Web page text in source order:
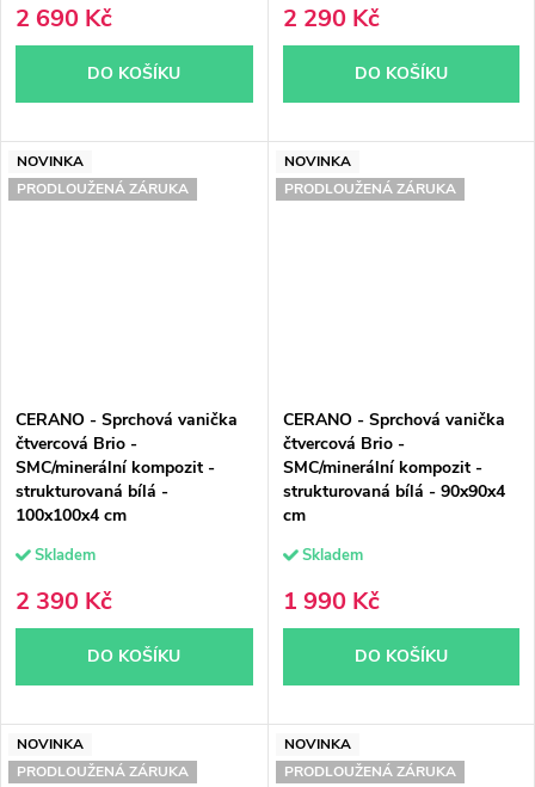
2 690 Kč
DO KOŠÍKU
2 290 Kč
DO KOŠÍKU
NOVINKA
PRODLOUŽENÁ ZÁRUKA
CERANO - Sprchová vanička
čtvercová Brio -
SMC/minerální kompozit -
strukturovaná bílá -
100x100x4 cm
Skladem
2 390 Kč
DO KOŠÍKU
NOVINKA
PRODLOUŽENÁ ZÁRUKA
CERANO - Sprchová vanička
čtvercová Brio -
SMC/minerální kompozit -
strukturovaná bílá - 90x90x4
cm
Skladem
1 990 Kč
DO KOŠÍKU
NOVINKA
PRODLOUŽENÁ ZÁRUKA
NOVINKA
PRODLOUŽENÁ ZÁRUKA